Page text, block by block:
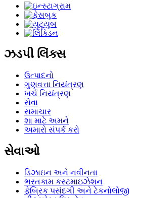
ઝડપી લિંક્સ
ઉત્પાદનો
ગુણવત્તા નિયંત્રણ
ખર્ચ નિયંત્રણ
સેવા
સમાચાર
શા માટે અમને
અમારો સંપર્ક કરો
સેવાઓ
ડિઝાઇન અને નવીનતા
ભરતકામ કસ્ટમાઇઝેશન
ફેબ્રિક પસંદગી અને ટેકનોલોજી